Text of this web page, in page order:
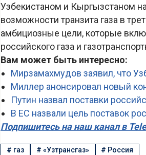
Узбекистаном и Кыргызстаном
возможности транзита газа в
амбициозные цели, которые
российского газа и
Вам может быть интересно:
Мирзамахмудов заявил, что
Миллер анонсировал новый
Путин назвал поставки
В ЕС назвали цель поставок
Подпишитесь на наш канал в
# газ # «Узтрансгаз» # Россия